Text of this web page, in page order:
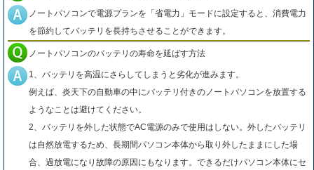
ノートパソコンで電源プランを「省電力」モードに設定すると、消費電力
を節約してバッテリを長持ちさせることができます。
ノートパソコンのバッテリの寿命を延ばす方法
1、バッテリを高温にさらしてしまうと劣化が進みます。
例えば、炎天下の自動車の中にバッテリ付きのノートパソコンを放置する
ようなことは避けてください。
2、バッテリを外した状態でAC電源のみで使用はしない。外したバッテリ
は自然放電するため、長期間パソコン本体から取り外したままにした場
合、過放電になり故障の原因にもなります。できるだけパソコン本体にセ